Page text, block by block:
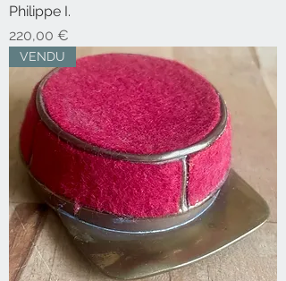
Philippe I.
Prix
220,00 €
VENDU